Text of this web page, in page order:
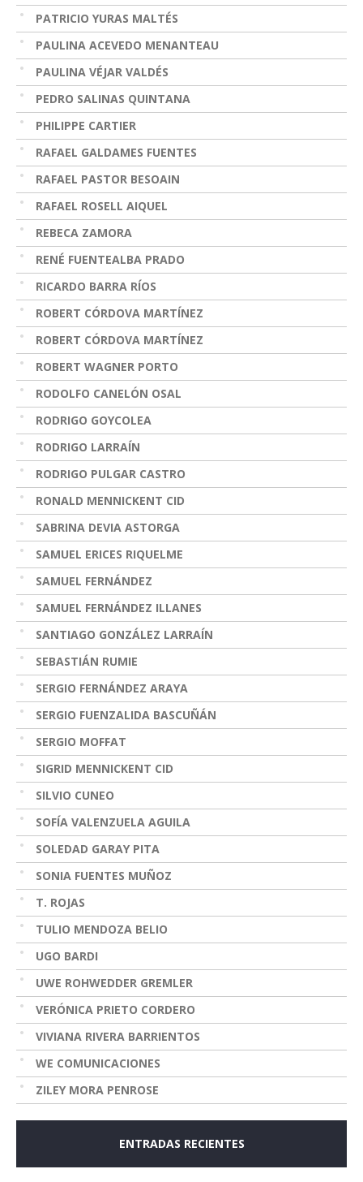
PATRICIO YURAS MALTÉS
PAULINA ACEVEDO MENANTEAU
PAULINA VÉJAR VALDÉS
PEDRO SALINAS QUINTANA
PHILIPPE CARTIER
RAFAEL GALDAMES FUENTES
RAFAEL PASTOR BESOAIN
RAFAEL ROSELL AIQUEL
REBECA ZAMORA
RENÉ FUENTEALBA PRADO
RICARDO BARRA RÍOS
ROBERT CÓRDOVA MARTÍNEZ
ROBERT CÓRDOVA MARTÍNEZ
ROBERT WAGNER PORTO
RODOLFO CANELÓN OSAL
RODRIGO GOYCOLEA
RODRIGO LARRAÍN
RODRIGO PULGAR CASTRO
RONALD MENNICKENT CID
SABRINA DEVIA ASTORGA
SAMUEL ERICES RIQUELME
SAMUEL FERNÁNDEZ
SAMUEL FERNÁNDEZ ILLANES
SANTIAGO GONZÁLEZ LARRAÍN
SEBASTIÁN RUMIE
SERGIO FERNÁNDEZ ARAYA
SERGIO FUENZALIDA BASCUÑÁN
SERGIO MOFFAT
SIGRID MENNICKENT CID
SILVIO CUNEO
SOFÍA VALENZUELA AGUILA
SOLEDAD GARAY PITA
SONIA FUENTES MUÑOZ
T. ROJAS
TULIO MENDOZA BELIO
UGO BARDI
UWE ROHWEDDER GREMLER
VERÓNICA PRIETO CORDERO
VIVIANA RIVERA BARRIENTOS
WE COMUNICACIONES
ZILEY MORA PENROSE
ENTRADAS RECIENTES